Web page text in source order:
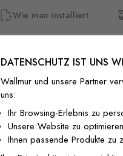
Wie man installiert
DATENSCHUTZ IST UNS
Wallmur und unsere Partner
uns:
Ihr Browsing-Erlebnis zu
Unsere Website zu optimieren
Ihnen passende Produkte zu